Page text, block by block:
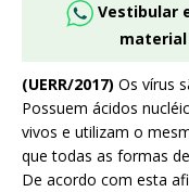
Vestibular
(UERR/2017) Os vírus
Possuem ácidos
vivos e utilizam o
que todas as formas
De acordo com esta